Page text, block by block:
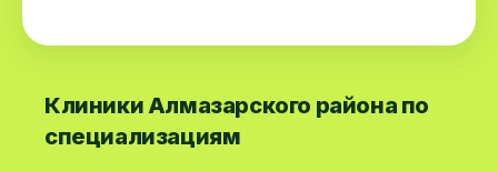
Клиники Алмазарского района по
специализациям